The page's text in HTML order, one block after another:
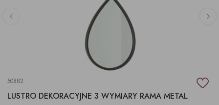
50882
LUSTRO DEKORACYJNE 3 WYMIARY RAMA METAL